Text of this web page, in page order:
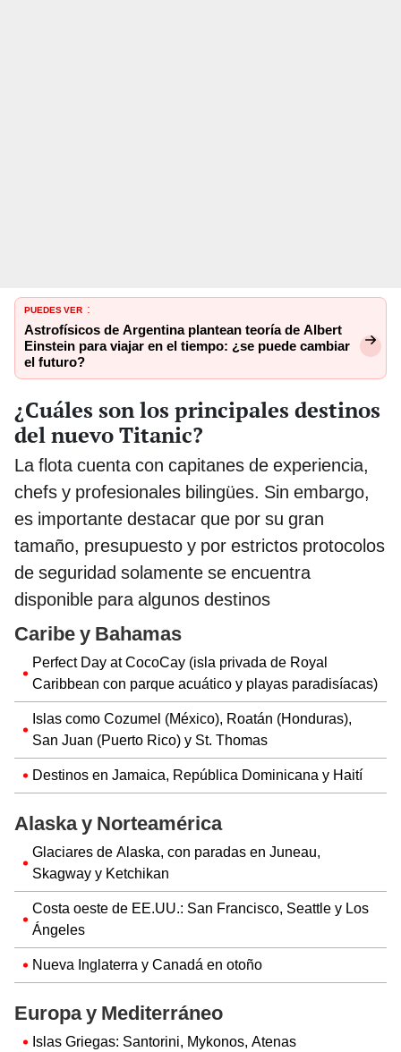
PUEDES VER :
Astrofísicos de Argentina plantean teoría de Albert
Einstein para viajar en el tiempo: ¿se puede cambiar
el futuro?
¿Cuáles son los principales destinos
del nuevo Titanic?
La flota cuenta con capitanes de experiencia,
chefs y profesionales bilingües. Sin embargo,
es importante destacar que por su gran
tamaño, presupuesto y por estrictos protocolos
de seguridad solamente se encuentra
disponible para algunos destinos
Caribe y Bahamas
Perfect Day at CocoCay (isla privada de Royal
Caribbean con parque acuático y playas paradisíacas)
Islas como Cozumel (México), Roatán (Honduras),
San Juan (Puerto Rico) y St. Thomas
Destinos en Jamaica, República Dominicana y Haití
Alaska y Norteamérica
Glaciares de Alaska, con paradas en Juneau,
Skagway y Ketchikan
Costa oeste de EE.UU.: San Francisco, Seattle y Los
Ángeles
Nueva Inglaterra y Canadá en otoño
Europa y Mediterráneo
Islas Griegas: Santorini, Mykonos, Atenas